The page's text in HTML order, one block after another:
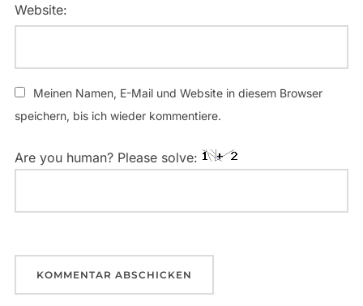
Website:
Meinen Namen, E-Mail und Website in diesem Browser
speichern, bis ich wieder kommentiere.
Are you human? Please solve: